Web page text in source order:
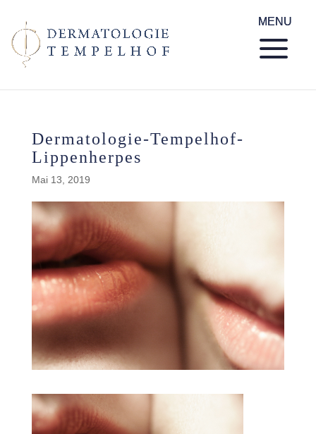
Dermatologie-Tempelhof-
Lippenherpes
Mai 13, 2019